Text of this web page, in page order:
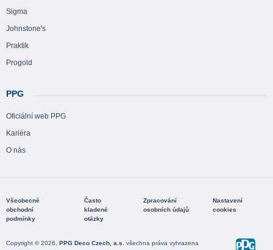
Sigma
Johnstone's
Praktik
Progold
PPG
Oficiální web PPG
Kariéra
O nás
Všeobecné
obchodní
podmínky
Často
kladené
otázky
Zpracování
osobních údajů
Nastavení
cookies
Copyright © 2026, PPG Deco Czech, a.s. všechna práva vyhrazena